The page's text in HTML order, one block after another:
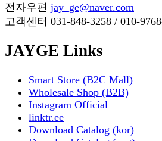
전자우편 jay_ge@naver.com
고객센터 031-848-3258 / 010-
JAYGE Links
Smart Store (B2C Mall)
Wholesale Shop (B2B)
Instagram Official
linktr.ee
Download Catalog (kor)